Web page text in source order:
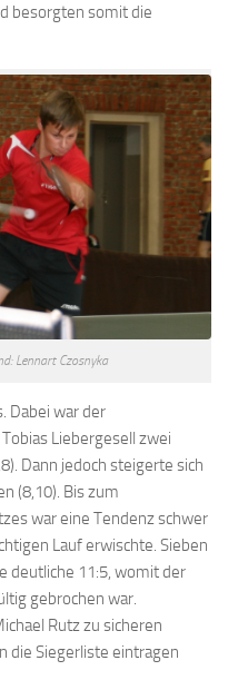
besorgten somit die
Lennart Czosnyka
Dabei war der
Liebergesell zwei
Dann jedoch steigerte sich
(8,10). Bis zum
war eine Tendenz schwer
Lauf erwischte. Sieben
deutliche 11:5, womit der
gebrochen war.
Rutz zu sicheren
die Siegerliste eintragen